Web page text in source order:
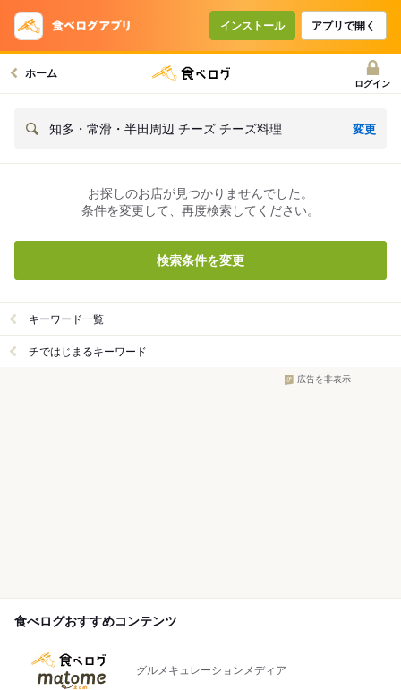
インストール アプリで開く
ホーム
ログイン
知多・常滑・半田周辺 チーズ チーズ料理 変更
お探しのお店が見つかりませんでした。
条件を変更して、再度検索してください。
検索条件を変更
キーワード一覧
チではじまるキーワード
広告を非表示
食べログおすすめコンテンツ
グルメキュレーションメディア